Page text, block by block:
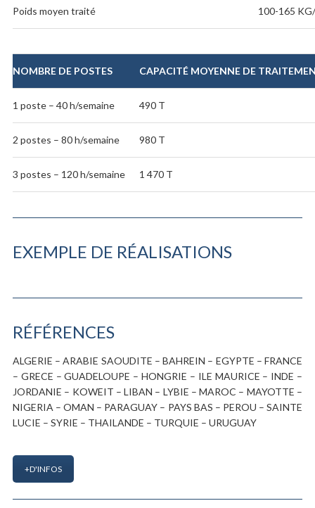
Poids moyen traité 100-165
NOMBRE DE POSTES CAPACITÉ MOYENNE DE
1 poste – 40 h/semaine 490 T
2 postes – 80 h/semaine 980 T
3 postes – 120 h/semaine 1 470 T
EXEMPLE DE RÉALISATIONS
RÉFÉRENCES
ALGERIE – ARABIE SAOUDITE – BAHREIN – EGYPTE – FRANCE
– GRECE – GUADELOUPE – HONGRIE – ILE MAURICE – INDE –
JORDANIE – KOWEIT – LIBAN – LYBIE – MAROC – MAYOTTE –
NIGERIA – OMAN – PARAGUAY – PAYS BAS – PEROU – SAINTE
LUCIE – SYRIE – THAILANDE – TURQUIE – URUGUAY
+D'INFOS